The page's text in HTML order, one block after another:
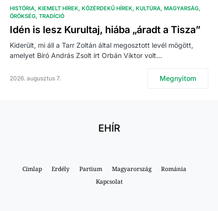
HISTÓRIA KIEMELT HÍREK KÖZÉRDEKŰ HÍREK KULTÚRA MAGYARSÁG
ÖRÖKSÉG TRADÍCIÓ
Idén is lesz Kurultaj, hiába „áradt a Tisza”
Kiderült, mi áll a Tarr Zoltán által megosztott levél mögött,
amelyet Bíró András Zsolt írt Orbán Viktor volt…
2026. augusztus 7. Megnyitom
EHÍR
Címlap Erdély Partium Magyarország
Románia
Kapcsolat